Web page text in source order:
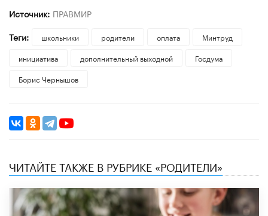
Источник: ПРАВМИР
Теги:
школьники родители оплата
Минтруд
инициатива
дополнительный выходной
Госдума
Борис Чернышов
ЧИТАЙТЕ ТАКЖЕ В РУБРИКЕ «РОДИТЕЛИ»